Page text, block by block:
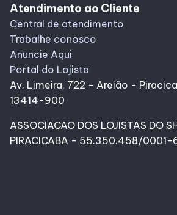
Atendimento ao Cliente
Central de atendimento
Trabalhe conosco
Anuncie Aqui
Portal do Lojista
Av. Limeira, 722 - Areião -
13414-900
ASSOCIACAO DOS LOJISTAS DO
PIRACICABA - 55.350.458/0001-